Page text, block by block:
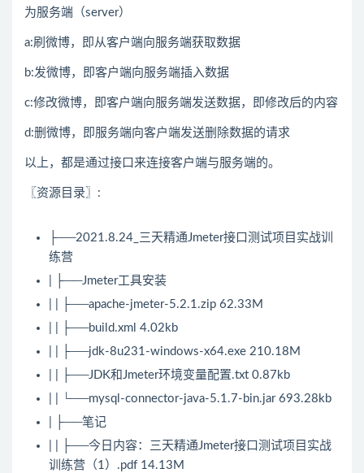
为服务端（server）
a:刷微博，即从客户端向服务端获取数据
b:发微博，即客户端向服务端插入数据
c:修改微博，即客户端向服务端发送数据，即修改后的内容
d:删微博，即服务端向客户端发送删除数据的请求
以上，都是通过接口来连接客户端与服务端的。
〖资源目录〗:
├──2021.8.24_三天精通Jmeter接口测试项目实战训
练营
| ├──Jmeter工具安装
| | ├──apache-jmeter-5.2.1.zip 62.33M
| | ├──build.xml 4.02kb
| | ├──jdk-8u231-windows-x64.exe 210.18M
| | ├──JDK和Jmeter环境变量配置.txt 0.87kb
| | └──mysql-connector-java-5.1.7-bin.jar 693.28kb
| ├──笔记
| | ├──今日内容：三天精通Jmeter接口测试项目实战
训练营（1）.pdf 14.13M